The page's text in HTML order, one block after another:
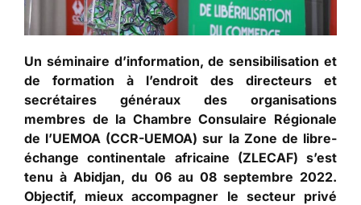
Un séminaire d’information, de sensibilisation et
de formation à l’endroit des directeurs et
secrétaires généraux des organisations
membres de la Chambre Consulaire Régionale
de l’UEMOA (CCR-UEMOA) sur la Zone de libre-
échange continentale africaine (ZLECAF) s’est
tenu à Abidjan, du 06 au 08 septembre 2022.
Objectif, mieux accompagner le secteur privé